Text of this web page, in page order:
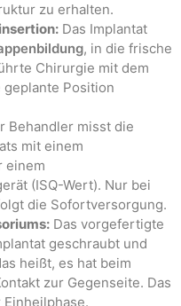
zu erhalten.
Das Implantat
, in die frische
Chirurgie mit dem
Position
Behandler misst die
mit einem
einem
(ISQ-Wert). Nur bei
die Sofortversorgung.
Das vorgefertigte
geschraubt und
heißt, es hat beim
zur Gegenseite. Das